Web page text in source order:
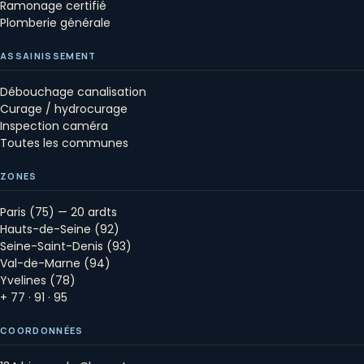
Ramonage certifié
Plomberie générale
ASSAINISSEMENT
Débouchage canalisation
Curage / hydrocurage
Inspection caméra
Toutes les communes
ZONES
Paris (75) — 20 ardts
Hauts-de-Seine (92)
Seine-Saint-Denis (93)
Val-de-Marne (94)
Yvelines (78)
+ 77 · 91 · 95
COORDONNÉES